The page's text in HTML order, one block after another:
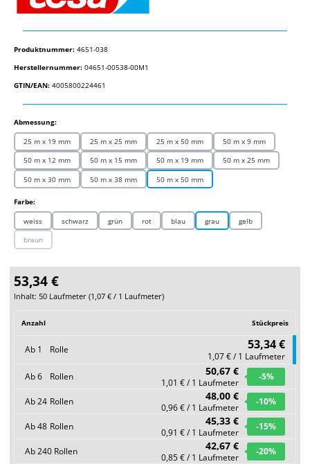
Produktnummer: 4651-038
Herstellernummer: 04651-00538-00M1
GTIN/EAN: 4005800224461
Abmessung:auswählen
25 m x 19 mm 25 m x 25 mm 25 m x 50 mm
50 m x 9 mm
50 m x 12 mm
50 m x 15 mm 50 m x 19 mm
50 m x 25 mm
50 m x 30 mm
50 m x 38 mm 50 m x 50 mm
Farbe:auswählen
weiss schwarz grün rot blau grau
gelb
braun
(Diese Option ist zurzeit nicht verfügbar.)
53,34 €
Inhalt: 50 Laufmeter (1,07 € / 1 Laufmeter)
Anzahl Stückpreis
Ab 1 Rolle 53,34 €
1,07 € / 1 Laufmeter
Ab6 Rollen 50,67 €
1,01 € / 1 Laufmeter
-5%
Ab24 Rollen 48,00 €
0,96 € / 1 Laufmeter
-10%
Ab48 Rollen 45,33 €
0,91 € / 1 Laufmeter
-15%
Ab240 Rollen 42,67 €
0,85 € / 1 Laufmeter
-20%